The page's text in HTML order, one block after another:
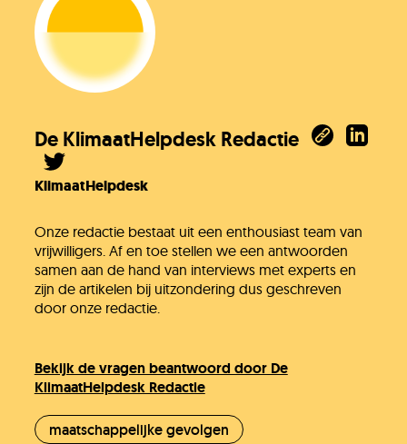
De KlimaatHelpdesk Redactie
KlimaatHelpdesk
Onze redactie bestaat uit een enthousiast team van
vrijwilligers. Af en toe stellen we een antwoorden
samen aan de hand van interviews met experts en
zijn de artikelen bij uitzondering dus geschreven
door onze redactie.
Bekijk de vragen beantwoord door De
KlimaatHelpdesk Redactie
maatschappelijke gevolgen